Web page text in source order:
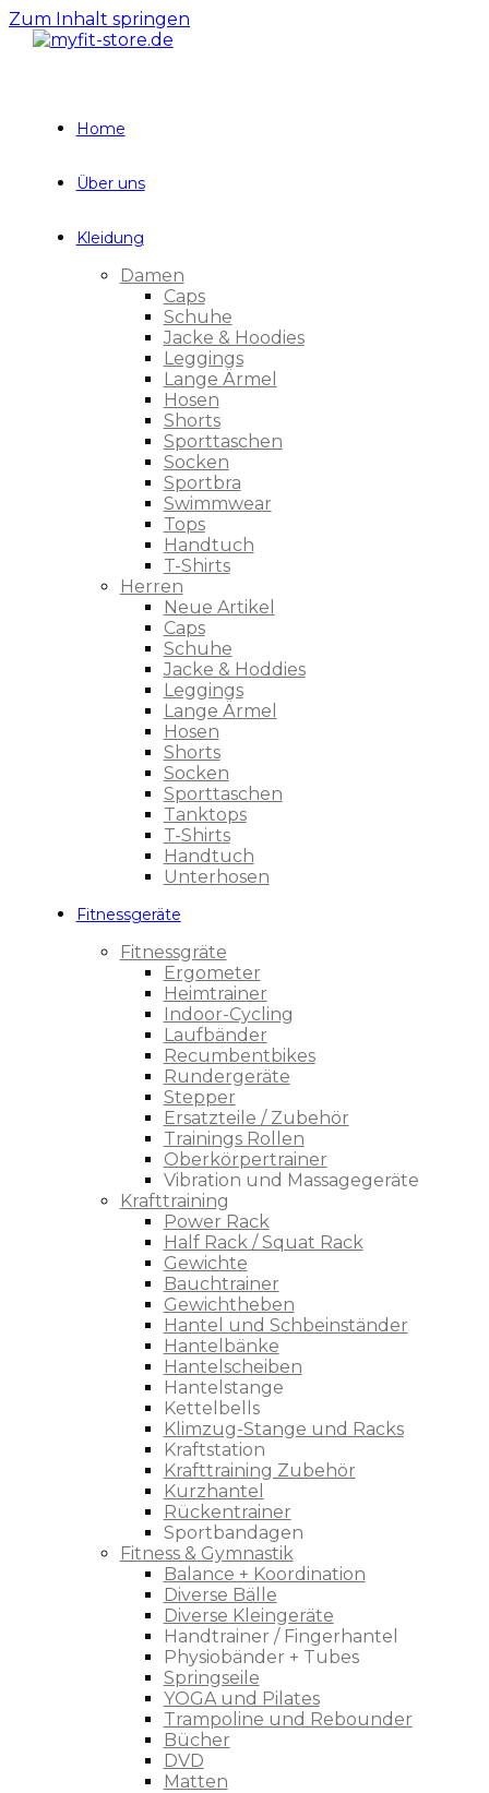
Zum Inhalt springen
Home
Über uns
Kleidung
Damen
Caps
Schuhe
Jacke & Hoodies
Leggings
Lange Ärmel
Hosen
Shorts
Sporttaschen
Socken
Sportbra
Swimmwear
Tops
Handtuch
T-Shirts
Herren
Neue Artikel
Caps
Schuhe
Jacke & Hoddies
Leggings
Lange Ärmel
Hosen
Shorts
Socken
Sporttaschen
Tanktops
T-Shirts
Handtuch
Unterhosen
Fitnessgeräte
Fitnessgräte
Ergometer
Heimtrainer
Indoor-Cycling
Laufbänder
Recumbentbikes
Rundergeräte
Stepper
Ersatzteile / Zubehör
Trainings Rollen
Oberkörpertrainer
Vibration und Massagegeräte
Krafttraining
Power Rack
Half Rack / Squat Rack
Gewichte
Bauchtrainer
Gewichtheben
Hantel und Schbeinständer
Hantelbänke
Hantelscheiben
Hantelstange
Kettelbells
Klimzug-Stange und Racks
Kraftstation
Krafttraining Zubehör
Kurzhantel
Rückentrainer
Sportbandagen
Fitness & Gymnastik
Balance + Koordination
Diverse Bälle
Diverse Kleingeräte
Handtrainer / Fingerhantel
Physiobänder + Tubes
Springseile
YOGA und Pilates
Trampoline und Rebounder
Bücher
DVD
Matten